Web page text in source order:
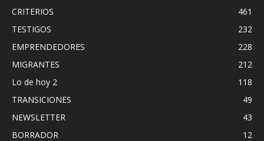
CRITERIOS
461
TESTIGOS
232
EMPRENDEDORES
228
MIGRANTES
212
Lo de hoy 2
118
TRANSICIONES
49
NEWSLETTER
43
BORRADOR
12